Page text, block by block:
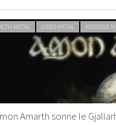
METAL VIDEO METAL WEBZINE
Amarth sonne le